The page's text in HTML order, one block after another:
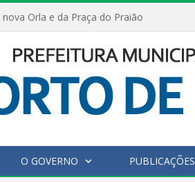
Orla e da Praça do Praião
O GOVERNO PUBLICAÇÕES